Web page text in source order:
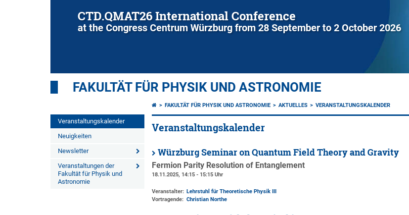
CTD.QMAT26 International Conference
at the Congress Centrum Würzburg from 28 September to 2 October 2026
FAKULTÄT FÜR PHYSIK UND ASTRONOMIE
Veranstaltungskalender
Neuigkeiten
Newsletter
Veranstaltungen der
Fakultät für Physik und
Astronomie
FAKULTÄT FÜR PHYSIK UND ASTRONOMIE AKTUELLES VERANSTALTUNGSKALENDER
Veranstaltungskalender
Würzburg Seminar on Quantum Field Theory and Gravity
Fermion Parity Resolution of Entanglement
18.11.2025, 14:15 - 15:15 Uhr
Veranstalter: Lehrstuhl für Theoretische Physik III
Vortragende: Christian Northe